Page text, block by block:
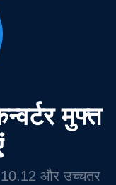
मुफ्त
और उच्चतर